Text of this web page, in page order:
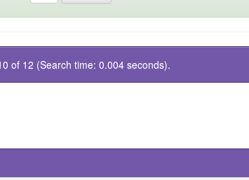
of 12 (Search time: 0.004 seconds).